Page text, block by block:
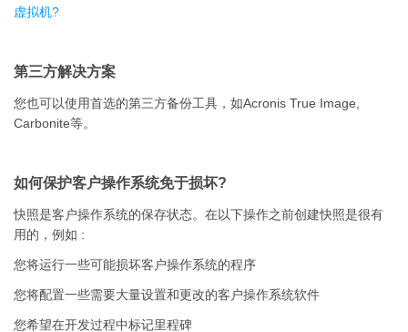
虚拟机?
第三方解决方案
您也可以使用首选的第三方备份工具，如Acronis True Image,
Carbonite等。
如何保护客户操作系统免于损坏?
快照是客户操作系统的保存状态。在以下操作之前创建快照是很有
用的，例如 :
您将运行一些可能损坏客户操作系统的程序
您将配置一些需要大量设置和更改的客户操作系统软件
您希望在开发过程中标记里程碑